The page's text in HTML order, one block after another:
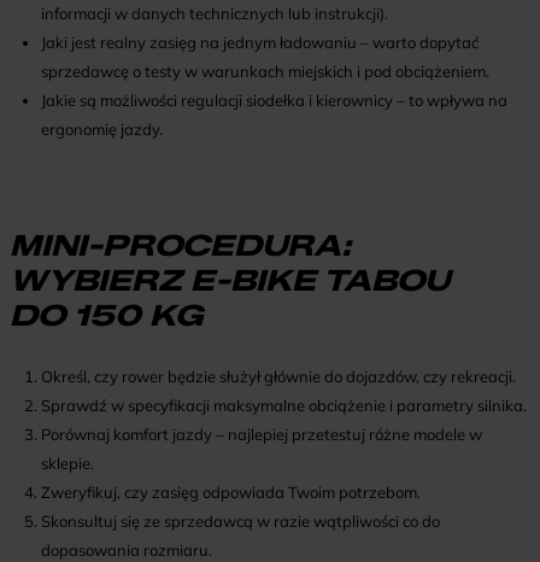
informacji w danych technicznych lub instrukcji).
Jaki jest realny zasięg na jednym ładowaniu – warto dopytać
sprzedawcę o testy w warunkach miejskich i pod obciążeniem.
Jakie są możliwości regulacji siodełka i kierownicy – to wpływa na
ergonomię jazdy.
MINI-PROCEDURA:
WYBIERZ E-BIKE TABOU
DO 150 KG
Określ, czy rower będzie służył głównie do dojazdów, czy rekreacji.
Sprawdź w specyfikacji maksymalne obciążenie i parametry silnika.
Porównaj komfort jazdy – najlepiej przetestuj różne modele w
sklepie.
Zweryfikuj, czy zasięg odpowiada Twoim potrzebom.
Skonsultuj się ze sprzedawcą w razie wątpliwości co do
dopasowania rozmiaru.